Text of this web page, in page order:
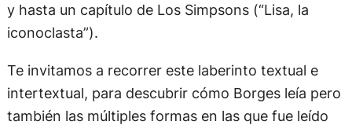
y hasta un capítulo de Los Simpsons (“Lisa, la
iconoclasta”).
Te invitamos a recorrer este laberinto textual e
intertextual, para descubrir cómo Borges leía pero
también las múltiples formas en las que fue leído